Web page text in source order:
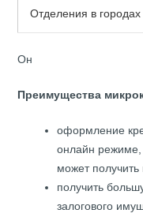
Отделения в городах
Он
Преимущества
оформление
онлайн режиме,
может
получить
залогового